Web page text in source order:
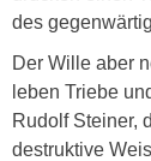
des
Der Wille aber
leben Triebe
Rudolf Steiner,
destruktive